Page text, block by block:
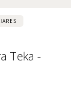
Teka -